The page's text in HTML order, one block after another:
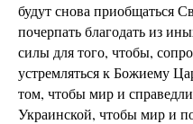
будут снова приобщаться
почерпать благодать из
силы для того, чтобы,
устремляться к Божиему
том, чтобы мир и
Украинской, чтобы мир и